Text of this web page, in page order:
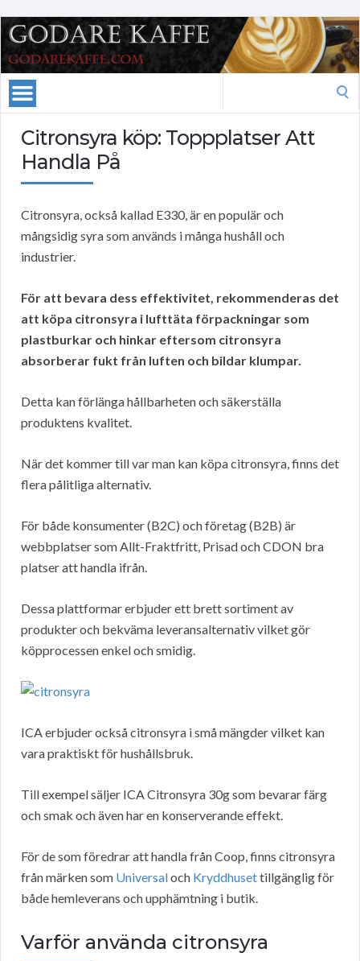
Citronsyra köp: Toppplatser Att
Handla På
Citronsyra, också kallad E330, är en populär och
mångsidig syra som används i många hushåll och
industrier.
För att bevara dess effektivitet, rekommenderas det
att köpa citronsyra i lufttäta förpackningar som
plastburkar och hinkar eftersom citronsyra
absorberar fukt från luften och bildar klumpar.
Detta kan förlänga hållbarheten och säkerställa
produktens kvalitet.
När det kommer till var man kan köpa citronsyra, finns det
flera pålitliga alternativ.
För både konsumenter (B2C) och företag (B2B) är
webbplatser som Allt-Fraktfritt, Prisad och CDON bra
platser att handla ifrån.
Dessa plattformar erbjuder ett brett sortiment av
produkter och bekväma leveransalternativ vilket gör
köpprocessen enkel och smidig.
ICA erbjuder också citronsyra i små mängder vilket kan
vara praktiskt för hushållsbruk.
Till exempel säljer ICA Citronsyra 30g som bevarar färg
och smak och även har en konserverande effekt.
För de som föredrar att handla från Coop, finns citronsyra
från märken som Universaloch Kryddhusettillgänglig för
både hemleverans och upphämtning i butik.
Varför använda citronsyra